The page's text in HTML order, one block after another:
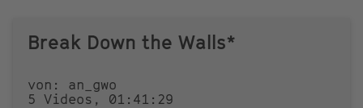
Break Down the Walls*
von: an_gwo
5 Videos, 01:41:29